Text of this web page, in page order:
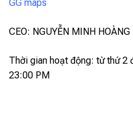
GG maps
CEO: NGUYỄN MINH HOÀNG
Thời gian hoạt động: từ thứ 2
23:00 PM